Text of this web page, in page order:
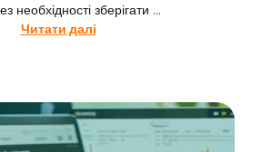
необхідності зберігати ...
Читати далі